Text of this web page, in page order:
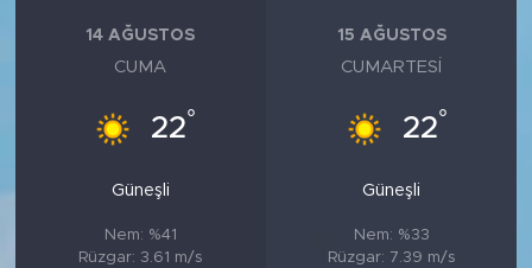
14 AĞUSTOS
CUMA
22°
Güneşli
Nem: %41
Rüzgar: 3.61 m/s
15 AĞUSTOS
CUMARTESI
22°
Güneşli
Nem: %33
Rüzgar: 7.39 m/s